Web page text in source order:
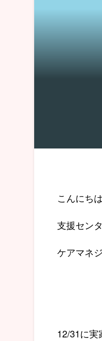
こんにちは
支援セン
ケアマネ
12/31に実